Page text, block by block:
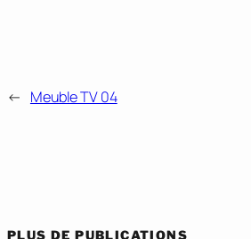
← Meuble TV 04
PLUS DE PUBLICATIONS